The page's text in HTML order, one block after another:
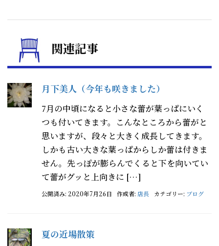
関連記事
月下美人（今年も咲きました）
7月の中頃になると小さな蕾が葉っぱにいく
つも付いてきます。こんなところから蕾がと
思いますが、段々と大きく成長してきます。
しかも古い大きな葉っぱからしか蕾は付きま
せん。先っぽが膨らんでくると下を向いてい
て蕾がグッと上向きに […]
公開済み: 2020年7月26日 作成者: 店長 カテゴリー: ブログ
夏の近場散策